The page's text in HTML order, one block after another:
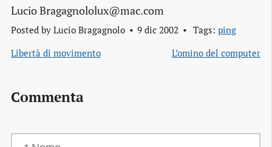
Lucio Bragagnololux@mac.com
Posted by Lucio Bragagnolo 9 dic 2002 Tags: ping
Libertà di movimento
L’omino del computer
Commenta